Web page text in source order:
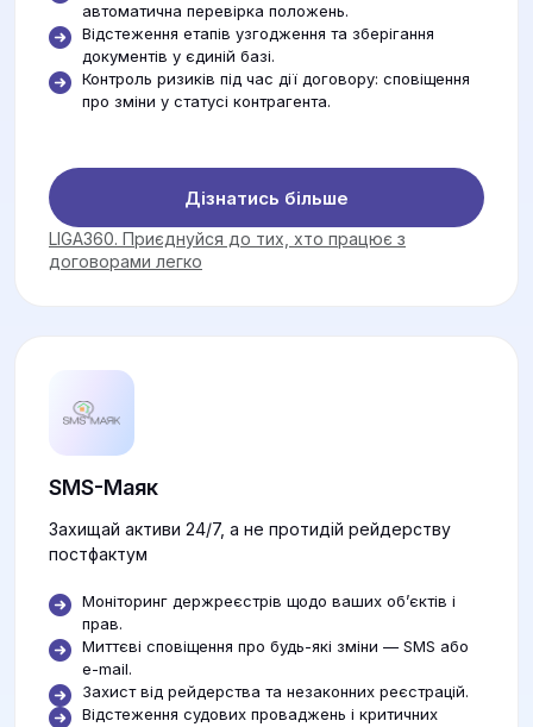
автоматична перевірка положень.
Відстеження етапів узгодження та зберігання
документів у єдиній базі.
Контроль ризиків під час дії договору: сповіщення
про зміни у статусі контрагента.
Дізнатись більше
LIGA360. Приєднуйся до тих, хто працює з
договорами легко
SMS-Маяк
Захищай активи 24/7, а не протидій рейдерству
постфактум
Моніторинг держреєстрів щодо ваших об’єктів і
прав.
Миттєві сповіщення про будь-які зміни — SMS або
e-mail.
Захист від рейдерства та незаконних реєстрацій.
Відстеження судових проваджень і критичних